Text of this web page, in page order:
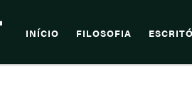
INÍCIO FILOSOFIA